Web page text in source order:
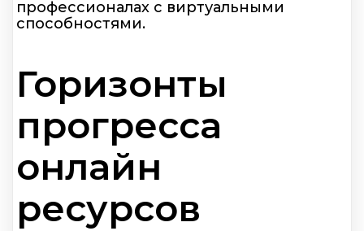
профессионалах с виртуальными
способностями.
Горизонты
прогресса
онлайн
ресурсов